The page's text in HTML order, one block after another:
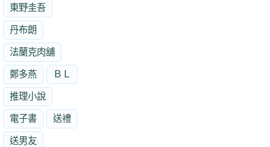
東野圭吾
丹布朗
法蘭克肉舖
鄭多燕 ＢＬ
推理小說
電子書 送禮
送男友